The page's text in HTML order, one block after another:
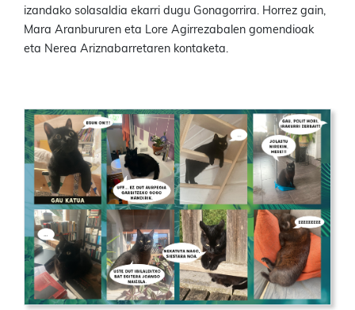
izandako solasaldia ekarri dugu Gonagorrira. Horrez gain,
Mara Aranbururen eta Lore Agirrezabalen gomendioak
eta Nerea Ariznabarretaren kontaketa.